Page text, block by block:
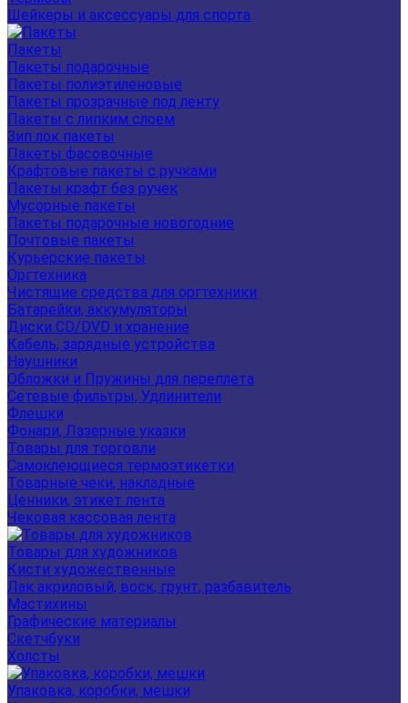
Шейкеры и аксессуары для спорта
Пакеты
Пакеты подарочные
Пакеты полиэтиленовые
Пакеты прозрачные под ленту
Пакеты с липким слоем
Зип лок пакеты
Пакеты фасовочные
Крафтовые пакеты с ручками
Пакеты крафт без ручек
Мусорные пакеты
Пакеты подарочные новогодние
Почтовые пакеты
Курьерские пакеты
Оргтехника
Чистящие средства для оргтехники
Батарейки, аккумуляторы
Диски CD/DVD и хранение
Кабель, зарядные устройства
Наушники
Обложки и Пружины для переплета
Сетевые фильтры, Удлинители
Флешки
Фонари, Лазерные указки
Товары для торговли
Самоклеющиеся термоэтикетки
Товарные чеки, накладные
Ценники, этикет лента
Чековая кассовая лента
Товары для художников
Кисти художественные
Лак акриловый, воск, грунт, разбавитель
Мастихины
Графические материалы
Скетчбуки
Холсты
Упаковка, коробки, мешки